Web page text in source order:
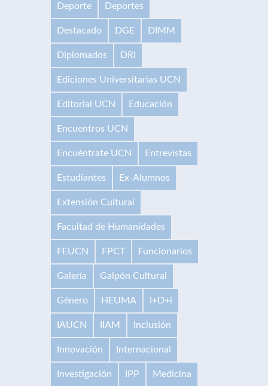
Deporte Deportes
Destacado DGE DIMM
Diplomados DRI
Ediciones Universitarias UCN
Editorial UCN Educación
Encuentros UCN
Encuéntrate UCN Entrevistas
Estudiantes Ex-Alumnos
Extensión Cultural
Facultad de Humanidades
FEUCN FPCT Funcionarios
Galería Galpón Cultural
Género HEUMA I+D+i
IAUCN IIAM Inclusión
Innovación Internacional
Investigación IPP Medicina